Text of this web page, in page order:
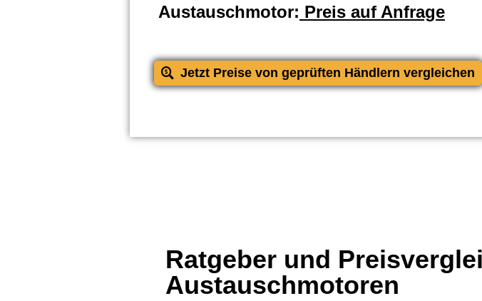
Austauschmotor: Preis auf Anfrage
Jetzt Preise von geprüften Händlern vergleichen
Ratgeber und
Austauschmotoren